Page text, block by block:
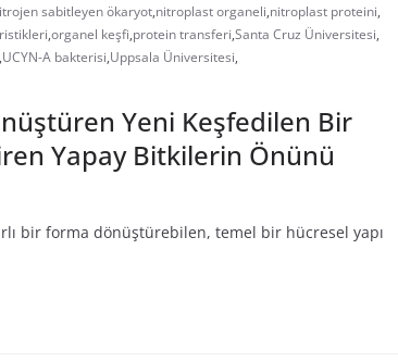
sabitleyen ökaryot,nitroplast organeli,nitroplast proteini,
,organel keşfi,protein transferi,Santa Cruz Üniversitesi,
,UCYN-A bakterisi,Uppsala Üniversitesi,
Yeni Keşfedilen Bir
Yapay Bitkilerin Önünü
bir forma dönüştürebilen, temel bir hücresel yapı